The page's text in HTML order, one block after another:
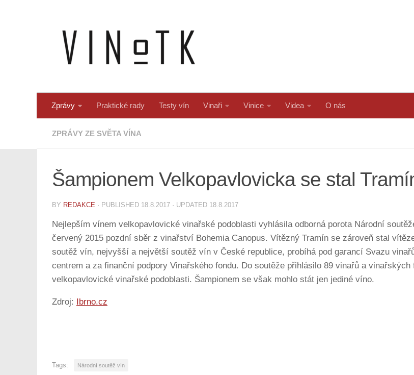
Zprávy Praktické rady Testy vín Vinaři Vinice Videa O nás
ZPRÁVY ZE SVĚTA VÍNA
Šampionem Velkopavlovicka se stal
BY REDAKCE · PUBLISHED 18.8.2017 · UPDATED 18.8.2017
Nejlepším vínem velkopavlovické vinařské podoblasti vyhlásila odborná porota Národní
červený 2015 pozdní sběr z vinařství Bohemia Canopus. Vítězný Tramín se zároveň stal
soutěž vín, nejvyšší a největší soutěž vín v České republice, probíhá pod garancí Svazu
centrem a za finanční podpory Vinařského fondu. Do soutěže přihlásilo 89 vinařů a
velkopavlovické vinařské podoblasti. Šampionem se však mohlo stát jen jediné víno.
Zdroj: Ibrno.cz
Tags: Národní soutěž vín